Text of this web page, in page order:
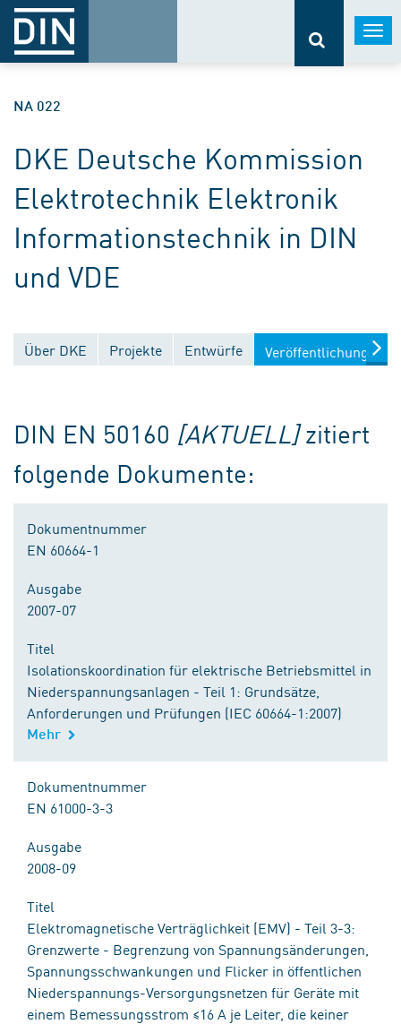
NA 022
DKE Deutsche Kommission
Elektrotechnik Elektronik
Informationstechnik in DIN
und VDE
Über DKE Projekte Entwürfe Veröffentlichungen
DIN EN 50160 [AKTUELL] zitiert
folgende Dokumente:
Dokumentnummer
EN 60664-1
Ausgabe
2007-07
Titel
Isolationskoordination für elektrische Betriebsmittel in
Niederspannungsanlagen - Teil 1: Grundsätze,
Anforderungen und Prüfungen (IEC 60664-1:2007)
Mehr
Dokumentnummer
EN 61000-3-3
Ausgabe
2008-09
Titel
Elektromagnetische Verträglichkeit (EMV) - Teil 3-3:
Grenzwerte - Begrenzung von Spannungsänderungen,
Spannungsschwankungen und Flicker in öffentlichen
Niederspannungs-Versorgungsnetzen für Geräte mit
einem Bemessungsstrom ≤16 A je Leiter, die keiner